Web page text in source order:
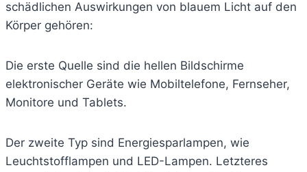
schädlichen Auswirkungen von blauem Licht auf den
Körper gehören:
Die erste Quelle sind die hellen Bildschirme
elektronischer Geräte wie Mobiltelefone, Fernseher,
Monitore und Tablets.
Der zweite Typ sind Energiesparlampen, wie
Leuchtstofflampen und LED-Lampen. Letzteres